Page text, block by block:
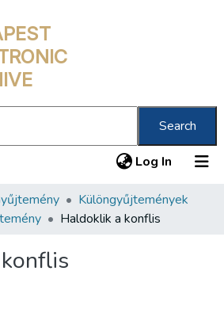
Search
Log In (current)
Különgyűjtemények
Haldoklik a konflis